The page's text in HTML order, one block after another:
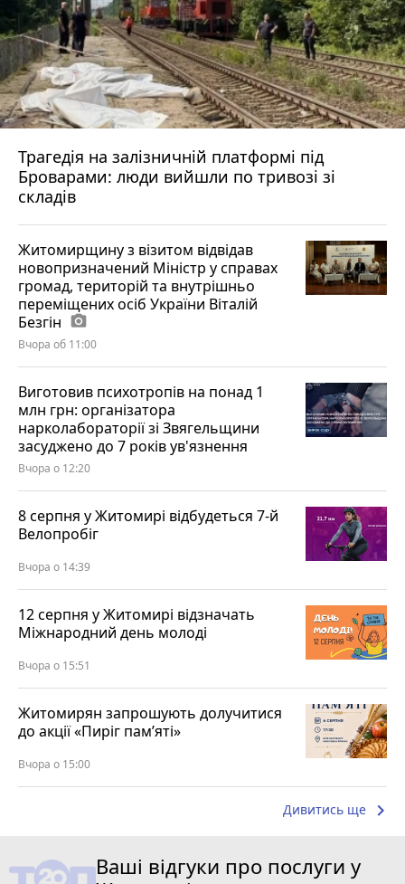
Трагедія на залізничній платформі під
Броварами: люди вийшли по тривозі зі
складів
Житомирщину з візитом відвідав
новопризначений Міністр у справах
громад, територій та внутрішньо
переміщених осіб України Віталій
Безгін photo_camera
Вчора об 11:00
Виготовив психотропів на понад 1
млн грн: організатора
нарколабораторії зі Звягельщини
засуджено до 7 років ув'язнення
Вчора о 12:20
8 серпня у Житомирі відбудеться 7-й
Велопробіг
Вчора о 14:39
12 серпня у Житомирі відзначать
Міжнародний день молоді
Вчора о 15:51
Житомирян запрошують долучитися
до акції «Пиріг пам’яті»
Вчора о 15:00
Дивитись ще keyboard_arrow_right
Ваші відгуки про послуги у